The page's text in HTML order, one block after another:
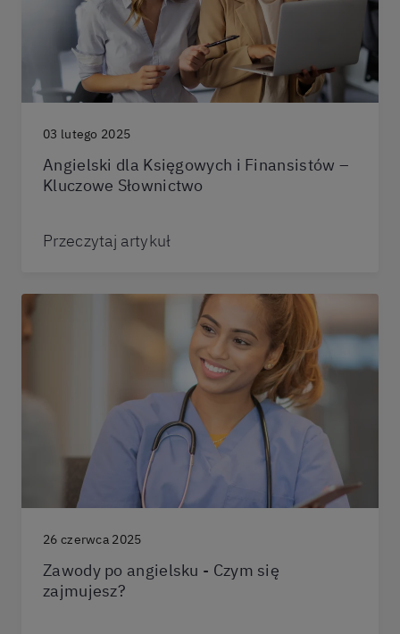
03 lutego 2025
Angielski dla Księgowych i Finansistów –
Kluczowe Słownictwo
Przeczytaj artykuł
26 czerwca 2025
Zawody po angielsku - Czym się
zajmujesz?